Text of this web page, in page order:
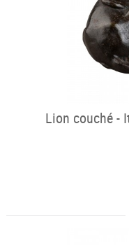
Lion couché -